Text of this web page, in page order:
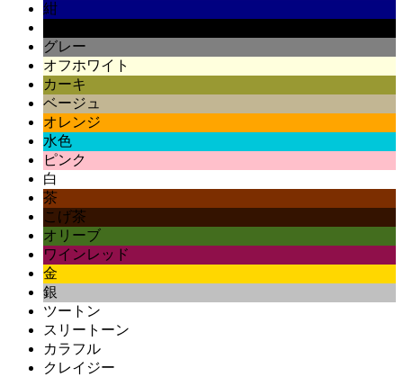
紺
グレー
オフホワイト
カーキ
ベージュ
オレンジ
水色
ピンク
白
茶
こげ茶
オリーブ
ワインレッド
金
銀
ツートン
スリートーン
カラフル
クレイジー